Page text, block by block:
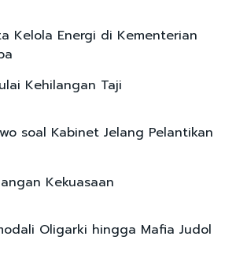
Kelola Energi di Kementerian
Kehilangan Taji
soal Kabinet Jelang Pelantikan
Kekuasaan
Oligarki hingga Mafia Judol